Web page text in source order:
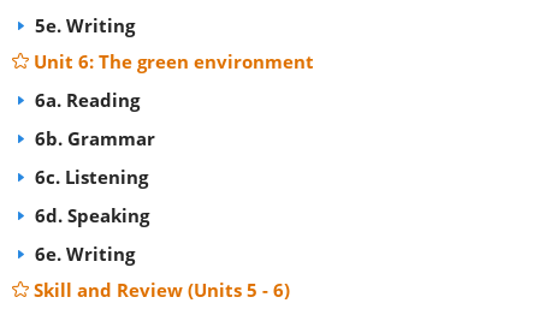
5e. Writing
Unit 6: The green environment
6a. Reading
6b. Grammar
6c. Listening
6d. Speaking
6e. Writing
Skill and Review (Units 5 - 6)